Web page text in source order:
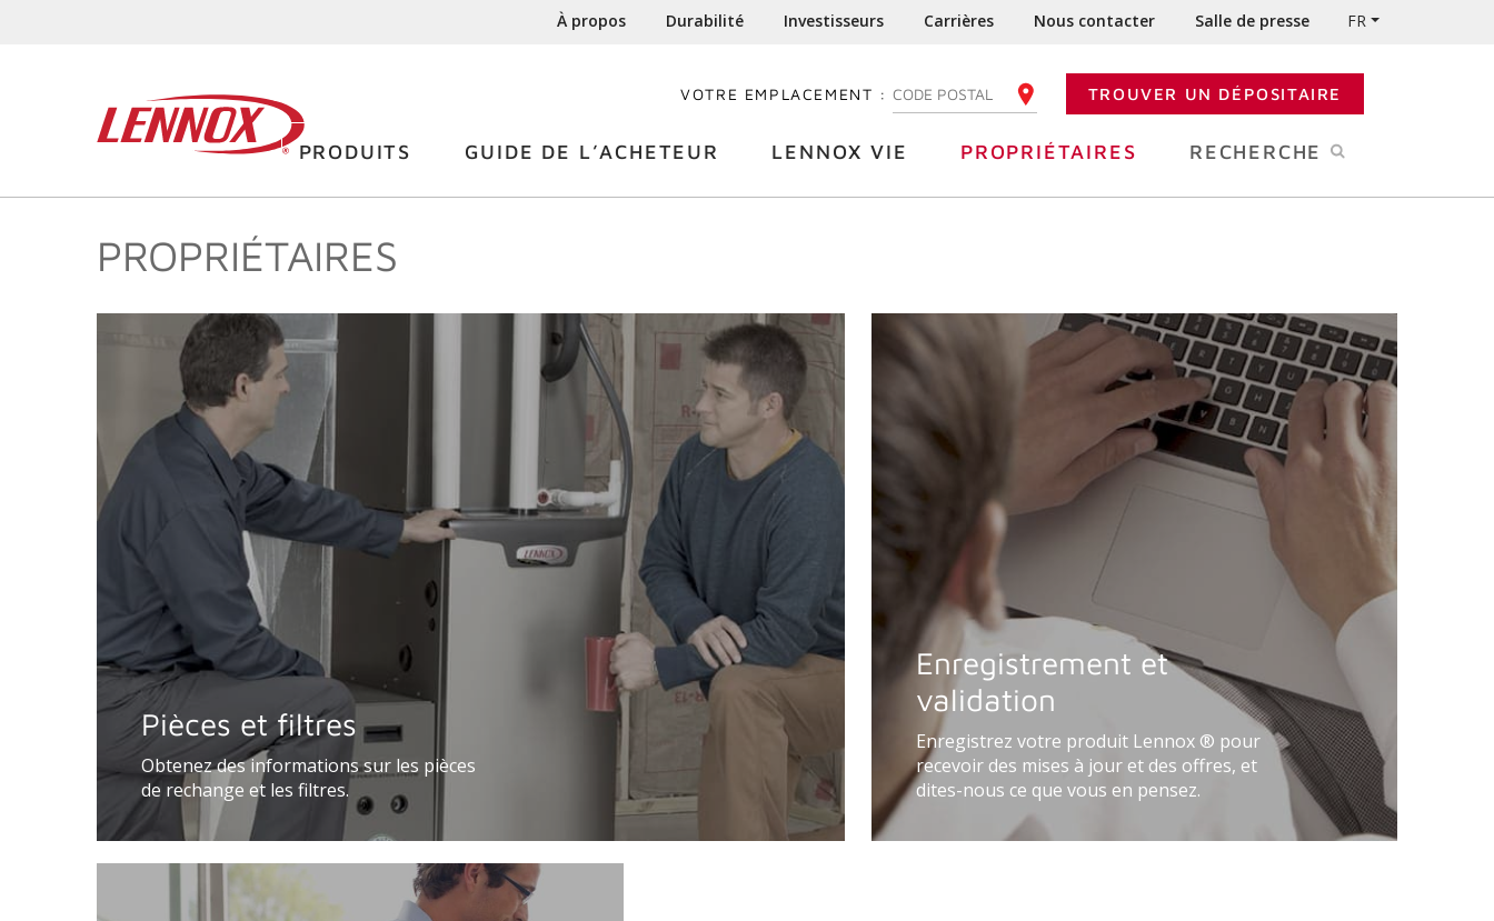
À propos Durabilité Investisseurs Carrières Nous contacter Salle de presse FR
VOTRE EMPLACEMENT : ENTREZ VOTRE CODE POSTALTROUVER UN DÉPOSITAIRE
PRODUITS GUIDE DE L’ACHETEUR LENNOX VIE PROPRIÉTAIRES RECHERCHE
PROPRIÉTAIRES
Pièces et filtres
Obtenez des informations sur les pièces
de rechange et les filtres.
Enregistrement et
validation
Enregistrez votre produit Lennox ® pour
recevoir des mises à jour et des offres, et
dites-nous ce que vous en pensez.